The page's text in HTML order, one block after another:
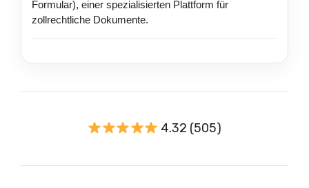
Formular), einer spezialisierten Plattform für
zollrechtliche Dokumente.
4.32 (505)